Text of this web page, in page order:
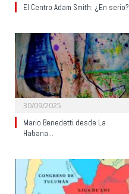
El Centro Adam Smith: ¿En serio?
30/09/2025
Mario Benedetti desde La
Habana…